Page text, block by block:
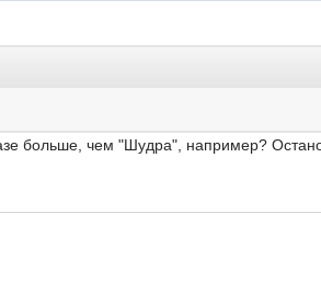
больше, чем "Шудра", например?